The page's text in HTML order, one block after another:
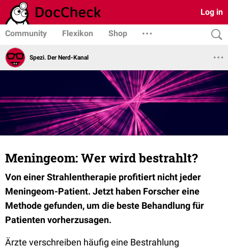
Log in
Community Flexikon Shop
Spezi. Der Nerd-Kanal
Meningeom: Wer wird bestrahlt?
Von einer Strahlentherapie profitiert nicht jeder
Meningeom-Patient. Jetzt haben Forscher eine
Methode gefunden, um die beste Behandlung für
Patienten vorherzusagen.
Ärzte verschreiben häufig eine Bestrahlung